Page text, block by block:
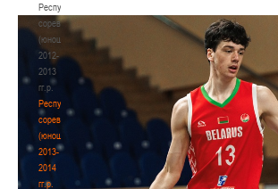
Республиканские
соревнования
(юноши)
2012-
2013
гг.р.
Республиканские
соревнования
(юноши)
2013-
2014
гг.р.